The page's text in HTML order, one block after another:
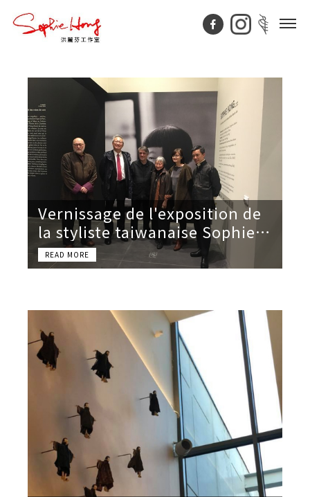
Vernissage de l'exposition de
la styliste taiwanaise Sophie
Hong à Roubaix